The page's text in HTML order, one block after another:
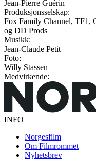
Jean-Pierre Guérin
Produksjonsselskap:
Fox Family Channel, TF1,
og DD Prods
Musikk:
Jean-Claude Petit
Foto:
Willy Stassen
Medvirkende:
INFO
Norgesfilm
Om Filmrommet
Nyhetsbrev